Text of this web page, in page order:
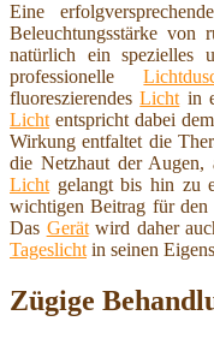
Eine
Beleuchtungsstärke
natürlich ein spezielles
professionelle
fluoreszierendesLicht in
Licht entspricht dabei
Wirkung entfaltet die
die Netzhaut der
Licht gelangt bis hin zu
wichtigen Beitrag für den
Das Gerätwird daher
Tageslicht in seinen
Zügige